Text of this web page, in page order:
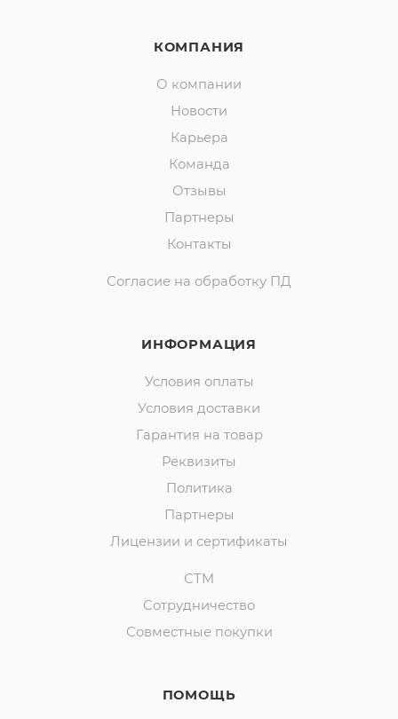
КОМПАНИЯ
О компании
Новости
Карьера
Команда
Отзывы
Партнеры
Контакты
Согласие на обработку ПД
ИНФОРМАЦИЯ
Условия оплаты
Условия доставки
Гарантия на товар
Реквизиты
Политика
Партнеры
Лицензии и сертификаты
СТМ
Сотрудничество
Совместные покупки
ПОМОЩЬ